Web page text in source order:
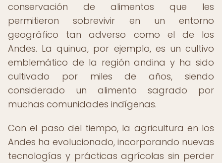
conservación de alimentos que les
permitieron sobrevivir en un entorno
geográfico tan adverso como el de los
Andes. La quinua, por ejemplo, es un cultivo
emblemático de la región andina y ha sido
cultivado por miles de años, siendo
considerado un alimento sagrado por
muchas comunidades indígenas.
Con el paso del tiempo, la agricultura en los
Andes ha evolucionado, incorporando nuevas
tecnologías y prácticas agrícolas sin perder